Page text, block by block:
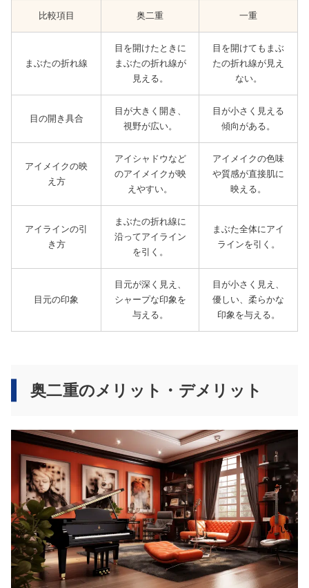
比較項目 奥二重 一重
まぶたの折れ線
目を開けたときに
まぶたの折れ線が
見える。
目を開けてもまぶ
たの折れ線が見え
ない。
目の開き具合
目が大きく開き、
視野が広い。
目が小さく見える
傾向がある。
アイメイクの映
え方
アイシャドウなど
のアイメイクが映
えやすい。
アイメイクの色味
や質感が直接肌に
映える。
アイラインの引
き方
まぶたの折れ線に
沿ってアイライン
を引く。
まぶた全体にアイ
ラインを引く。
目元の印象
目元が深く見え、
シャープな印象を
与える。
目が小さく見え、
優しい、柔らかな
印象を与える。
奥二重のメリット・デメリット